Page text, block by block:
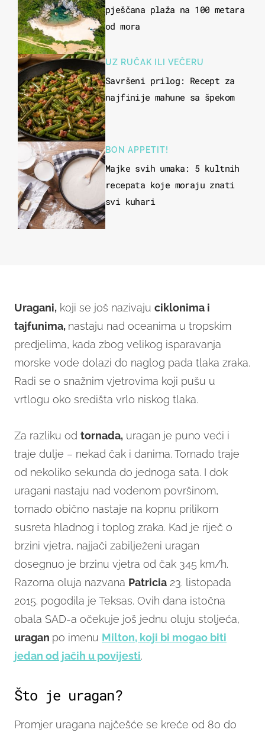
pješčana plaža na 100 metara
od mora
UZ RUČAK ILI VEČERU
Savršeni prilog: Recept za
najfinije mahune sa špekom
BON APPETIT!
Majke svih umaka: 5 kultnih
recepata koje moraju znati
svi kuhari
Uragani, koji se još nazivaju ciklonima i
tajfunima, nastaju nad oceanima u tropskim
predjelima, kada zbog velikog isparavanja
morske vode dolazi do naglog pada tlaka zraka.
Radi se o snažnim vjetrovima koji pušu u
vrtlogu oko središta vrlo niskog tlaka.
Za razliku od tornada, uragan je puno veći i
traje dulje – nekad čak i danima. Tornado traje
od nekoliko sekunda do jednoga sata. I dok
uragani nastaju nad vodenom površinom,
tornado obično nastaje na kopnu prilikom
susreta hladnog i toplog zraka. Kad je riječ o
brzini vjetra, najjači zabilježeni uragan
dosegnuo je brzinu vjetra od čak 345 km/h.
Razorna oluja nazvana Patricia 23. listopada
2015. pogodila je Teksas. Ovih dana istočna
obala SAD-a očekuje još jednu oluju stoljeća,
uragan po imenu Milton, koji bi mogao biti
jedan od jačih u povijesti.
Što je uragan?
Promjer uragana najčešće se kreće od 80 do